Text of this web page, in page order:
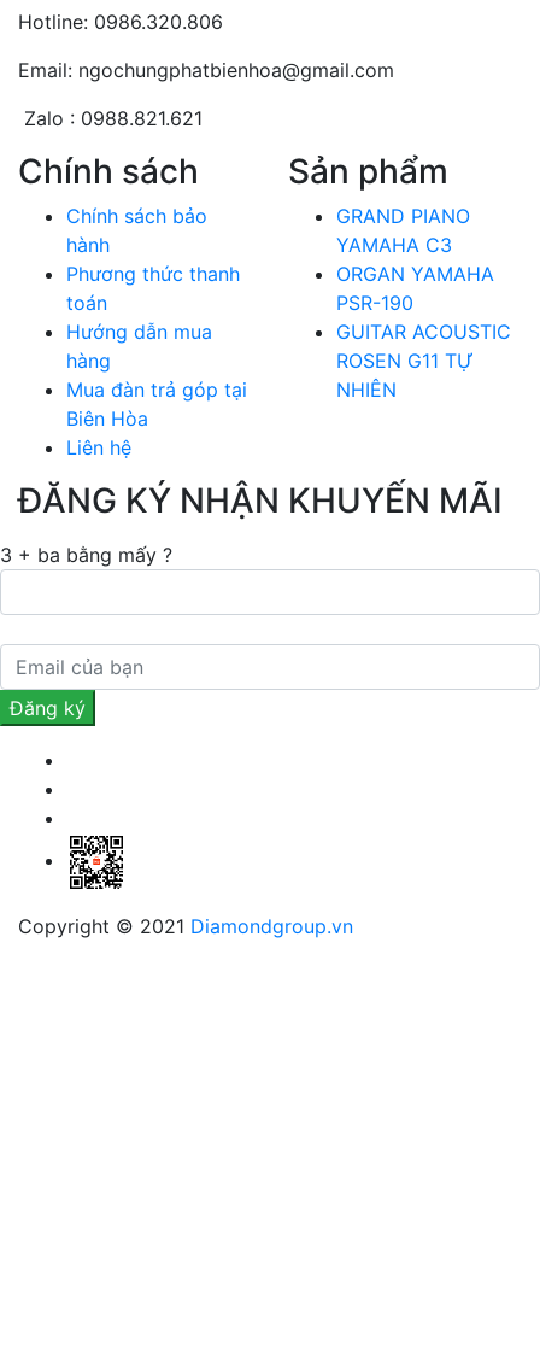
Hotline: 0986.320.806
Email: ngochungphatbienhoa@gmail.com
Zalo : 0988.821.621
Chính sách
Chính sách bảo
hành
Phương thức thanh
toán
Hướng dẫn mua
hàng
Mua đàn trả góp tại
Biên Hòa
Liên hệ
Sản phẩm
GRAND PIANO
YAMAHA C3
ORGAN YAMAHA
PSR-190
GUITAR ACOUSTIC
ROSEN G11 TỰ
NHIÊN
ĐĂNG KÝ NHẬN KHUYẾN MÃI
3 + ba bằng mấy ?
Copyright © 2021 Diamondgroup.vn